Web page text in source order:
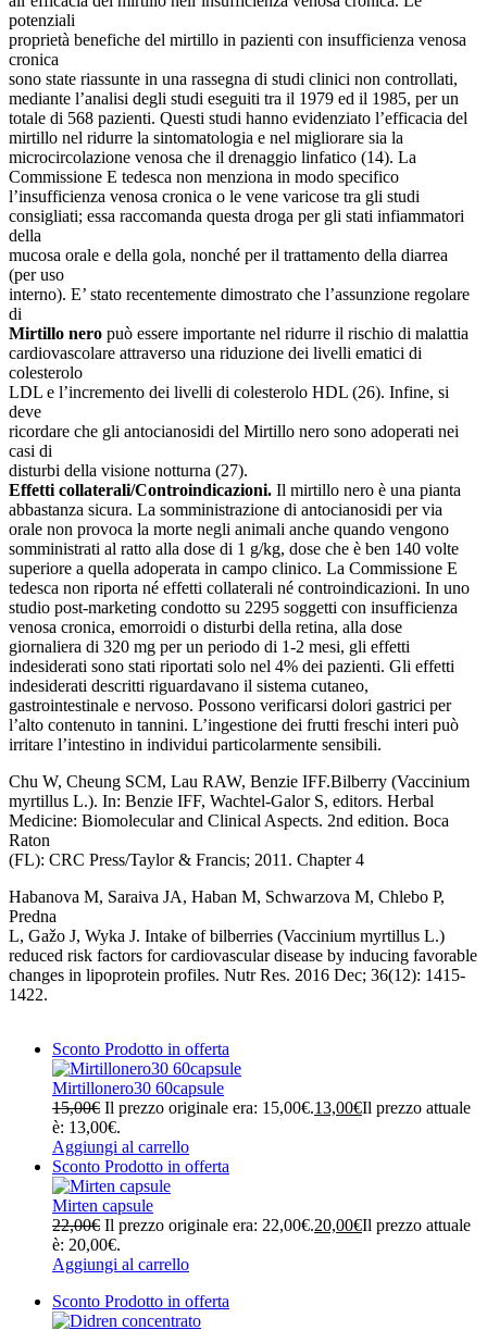
potenziali
proprietà benefiche del mirtillo in pazienti con insufficienza venosa
cronica
sono state riassunte in una rassegna di studi clinici non controllati,
mediante l’analisi degli studi eseguiti tra il 1979 ed il 1985, per un
totale di 568 pazienti. Questi studi hanno evidenziato l’efficacia del
mirtillo nel ridurre la sintomatologia e nel migliorare sia la
microcircolazione venosa che il drenaggio linfatico (14). La
Commissione E tedesca non menziona in modo specifico
l’insufficienza venosa cronica o le vene varicose tra gli studi
consigliati; essa raccomanda questa droga per gli stati infiammatori
della
mucosa orale e della gola, nonché per il trattamento della diarrea
(per uso
interno). E’ stato recentemente dimostrato che l’assunzione regolare
di
Mirtillo nero può essere importante nel ridurre il rischio di malattia
cardiovascolare attraverso una riduzione dei livelli ematici di
colesterolo
LDL e l’incremento dei livelli di colesterolo HDL (26). Infine, si
deve
ricordare che gli antocianosidi del Mirtillo nero sono adoperati nei
casi di
disturbi della visione notturna (27).
Effetti collaterali/Controindicazioni. Il mirtillo nero è una pianta
abbastanza sicura. La somministrazione di antocianosidi per via
orale non provoca la morte negli animali anche quando vengono
somministrati al ratto alla dose di 1 g/kg, dose che è ben 140 volte
superiore a quella adoperata in campo clinico. La Commissione E
tedesca non riporta né effetti collaterali né controindicazioni. In uno
studio post-marketing condotto su 2295 soggetti con insufficienza
venosa cronica, emorroidi o disturbi della retina, alla dose
giornaliera di 320 mg per un periodo di 1-2 mesi, gli effetti
indesiderati sono stati riportati solo nel 4% dei pazienti. Gli effetti
indesiderati descritti riguardavano il sistema cutaneo,
gastrointestinale e nervoso. Possono verificarsi dolori gastrici per
l’alto contenuto in tannini. L’ingestione dei frutti freschi interi può
irritare l’intestino in individui particolarmente sensibili.
Chu W, Cheung SCM, Lau RAW, Benzie IFF.Bilberry (Vaccinium
myrtillus L.). In: Benzie IFF, Wachtel-Galor S, editors. Herbal
Medicine: Biomolecular and Clinical Aspects. 2nd edition. Boca
Raton
(FL): CRC Press/Taylor & Francis; 2011. Chapter 4
Habanova M, Saraiva JA, Haban M, Schwarzova M, Chlebo P,
Predna
L, Gažo J, Wyka J. Intake of bilberries (Vaccinium myrtillus L.)
reduced risk factors for cardiovascular disease by inducing favorable
changes in lipoprotein profiles. Nutr Res. 2016 Dec; 36(12): 1415-
1422.
Sconto Prodotto in offerta
Mirtillonero30 60capsule
15,00€ Il prezzo originale era: 15,00€.13,00€Il prezzo attuale
è: 13,00€.
Aggiungi al carrello
Sconto Prodotto in offerta
Mirten capsule
22,00€ Il prezzo originale era: 22,00€.20,00€Il prezzo attuale
è: 20,00€.
Aggiungi al carrello
Sconto Prodotto in offerta